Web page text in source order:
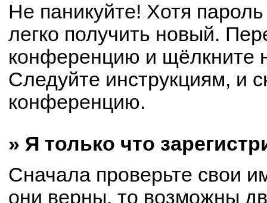
Не паникуйте! Хотя
легко получить новый.
конференцию и щёлкните
Следуйте инструкциям, и
конференцию.
» Я только что
Сначала проверьте свои
они верны, то возможны